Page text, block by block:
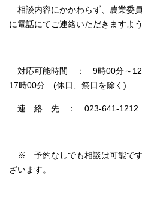
相談内容にかかわらず、農業委
に電話にてご連絡いただきますよ
対応可能時間 ： 9時00分～
17時00分 (休日、祭日を除く)
連 絡 先 ： 023-641-1212
※ 予約なしでも相談は可能です
ざいます。